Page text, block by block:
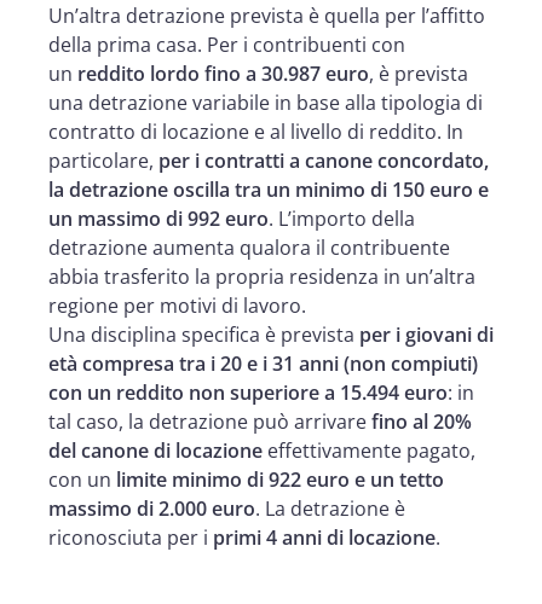
Un’altra detrazione prevista è quella per l’affitto
della prima casa. Per i contribuenti con
un reddito lordo fino a 30.987 euro, è prevista
una detrazione variabile in base alla tipologia di
contratto di locazione e al livello di reddito. In
particolare, per i contratti a canone concordato,
la detrazione oscilla tra un minimo di 150 euro e
un massimo di 992 euro. L’importo della
detrazione aumenta qualora il contribuente
abbia trasferito la propria residenza in un’altra
regione per motivi di lavoro.
Una disciplina specifica è prevista per i giovani di
età compresa tra i 20 e i 31 anni (non compiuti)
con un reddito non superiore a 15.494 euro: in
tal caso, la detrazione può arrivarefino al 20%
del canone di locazione effettivamente pagato,
con un limite minimo di 922 euro e un tetto
massimo di 2.000 euro. La detrazione è
riconosciuta per i primi 4 anni di locazione.